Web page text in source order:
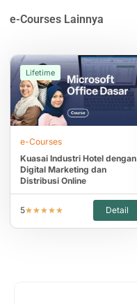
e-Courses Lainnya
Lifetime
e-Courses
Kuasai Industri Hotel dengan
Digital Marketing dan
Distribusi Online
5★★★★★ Detail